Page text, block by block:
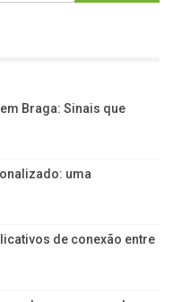
Braga: Sinais que
uma
de conexão entre